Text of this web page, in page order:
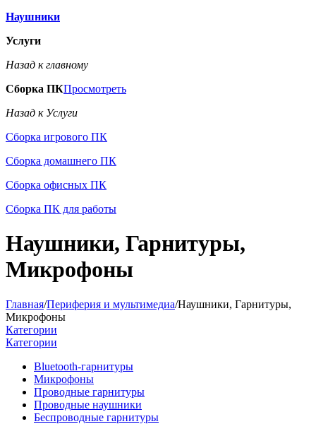
Наушники
Услуги
Назад к главному
Сборка ПКПросмотреть
Назад к Услуги
Сборка игрового ПК
Сборка домашнего ПК
Сборка офисных ПК
Сборка ПК для работы
Наушники, Гарнитуры,
Микрофоны
Главная/Периферия и мультимедиа/Наушники, Гарнитуры,
Микрофоны
Категории
Категории
Bluetooth-гарнитуры
Микрофоны
Проводные гарнитуры
Проводные наушники
Беспроводные гарнитуры